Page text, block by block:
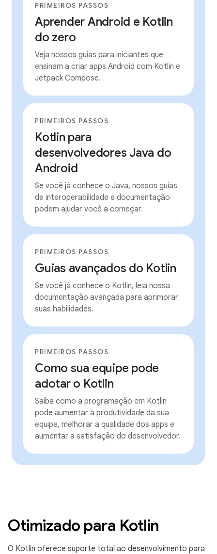
PRIMEIROS PASSOS
Aprender Android e Kotlin
do zero
Veja nossos guias para iniciantes que
ensinam a criar apps Android com Kotlin e
Jetpack Compose.
PRIMEIROS PASSOS
Kotlin para
desenvolvedores Java do
Android
Se você já conhece o Java, nossos guias
de interoperabilidade e documentação
podem ajudar você a começar.
PRIMEIROS PASSOS
Guias avançados do Kotlin
Se você já conhece o Kotlin, leia nossa
documentação avançada para aprimorar
suas habilidades.
PRIMEIROS PASSOS
Como sua equipe pode
adotar o Kotlin
Saiba como a programação em Kotlin
pode aumentar a produtividade da sua
equipe, melhorar a qualidade dos apps e
aumentar a satisfação do desenvolvedor.
Otimizado para Kotlin
O Kotlin oferece suporte total ao desenvolvimento para